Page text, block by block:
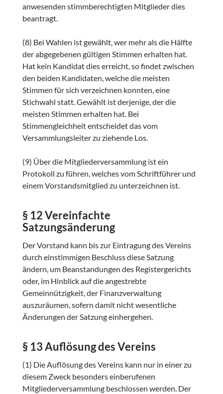
anwesenden stimmberechtigten Mitglieder dies
beantragt.
(8) Bei Wahlen ist gewählt, wer mehr als die Hälfte
der abgegebenen gültigen Stimmen erhalten hat.
Hat kein Kandidat dies erreicht, so findet zwischen
den beiden Kandidaten, welche die meisten
Stimmen für sich verzeichnen konnten, eine
Stichwahl statt. Gewählt ist derjenige, der die
meisten Stimmen erhalten hat. Bei
Stimmengleichheit entscheidet das vom
Versammlungsleiter zu ziehende Los.
(9) Über die Mitgliederversammlung ist ein
Protokoll zu führen, welches vom Schriftführer und
einem Vorstandsmitglied zu unterzeichnen ist.
§ 12 Vereinfachte
Satzungsänderung
Der Vorstand kann bis zur Eintragung des Vereins
durch einstimmigen Beschluss diese Satzung
ändern, um Beanstandungen des Registergerichts
oder, im Hinblick auf die angestrebte
Gemeinnützigkeit, der Finanzverwaltung
auszuräumen, sofern damit nicht wesentliche
Änderungen der Satzung einhergehen.
§ 13 Auflösung des Vereins
(1) Die Auflösung des Vereins kann nur in einer zu
diesem Zweck besonders einberufenen
Mitgliederversammlung beschlossen werden. Der